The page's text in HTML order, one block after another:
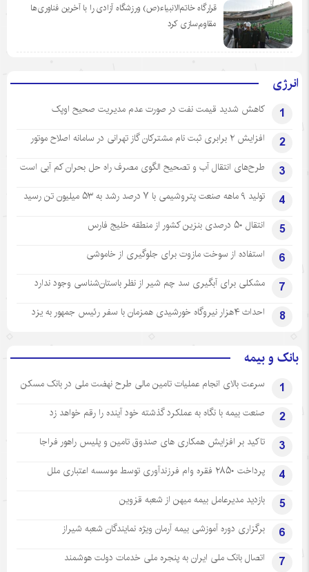
قرارگاه خاتم‌الانبیاء(ص) ورزشگاه آزادی را با آخرین فناوری‌ها
مقاوم‌سازی کرد
انرژی
1 کاهش شدید قیمت نفت در صورت عدم مدیریت صحیح اوپک
2 افزایش ۲ برابری ثبت نام مشترکان گاز تهرانی‌ در سامانه اصلاح موتور
3 طرح‌های انتقال آب و تصحیح الگوی مصرف راه حل بحران کم آبی است
4 تولید ۹ ماهه صنعت پتروشیمی با ۷ درصد رشد به ۵۳ میلیون تن رسید
5 انتقال ۵۰ درصدی بنزین کشور از منطقه خلیج فارس
6 استفاده از سوخت مازوت برای جلوگیری از خاموشی
7 مشکلی برای آبگیری سد چم شیر از نظر باستان‌شناسی وجود ندارد
8 احداث ۴هزار نیروگاه خورشیدی همزمان با سفر رئیس جمهور به یزد
بانک و بیمه
1 سرعت بالای انجام عملیات تامین مالی طرح نهضت ملی در بانک مسکن
2 صنعت بیمه با نگاه به عملکرد گذشته خود آینده را رقم خواهد زد
3 تاکید بر افزایش همکاری های صندوق تامین و پلیس راهور فراجا
4 پرداخت ۲۸۵۰ فقره وام فرزندآوری توسط موسسه اعتباری ملل
5 بازدید مدیرعامل بیمه میهن از شعبه قزوین
6 برگزاری دوره آموزشی بیمه آرمان ویژه نمایندگان شعبه شیراز
7 اتصال بانک ملی ایران به پنجره ملی خدمات دولت هوشمند